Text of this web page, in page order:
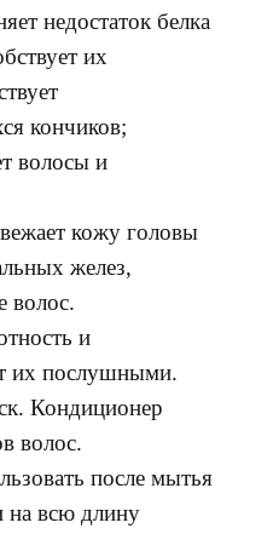
недостаток белка
их
кончиков;
волосы и
кожу головы
желез,
волос.
и
их послушными.
Кондиционер
волос.
после мытья
на всю длину